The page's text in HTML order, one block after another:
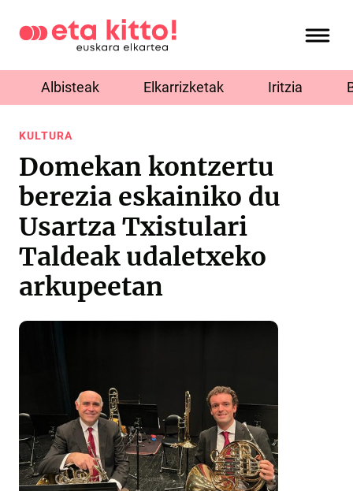
Albisteak Elkarrizketak Iritzia
KULTURA
Domekan kontzertu
berezia eskainiko du
Usartza Txistulari
Taldeak udaletxeko
arkupeetan